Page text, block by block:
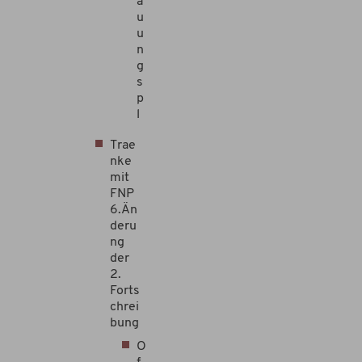
u
u
n
g
s
p
Trae
nke
mit
FNP
6.Än
deru
ng
der
2.
Forts
chrei
bung
O